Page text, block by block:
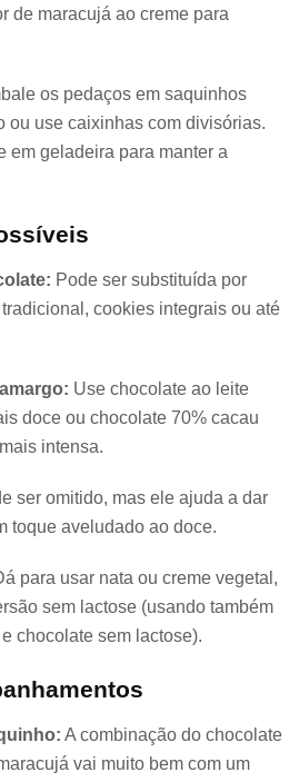
de maracujá ao creme para
os pedaços em saquinhos
ou use caixinhas com divisórias.
em geladeira para manter a
Pode ser substituída por
cookies integrais ou até
Use chocolate ao leite
doce ou chocolate 70% cacau
intensa.
ser omitido, mas ele ajuda a dar
toque aveludado ao doce.
para usar nata ou creme vegetal,
sem lactose (usando também
chocolate sem lactose).
A combinação do chocolate
vai muito bem com um